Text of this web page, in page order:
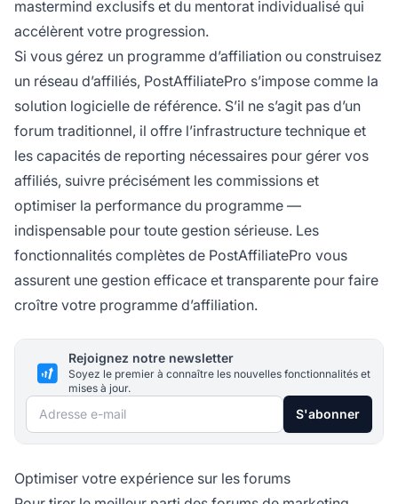
mastermind exclusifs et du mentorat individualisé qui
accélèrent votre progression.
Si vous gérez un programme d’affiliation ou construisez
un réseau d’affiliés, PostAffiliatePro s’impose comme la
solution logicielle de référence. S’il ne s’agit pas d’un
forum traditionnel, il offre l’infrastructure technique et
les capacités de reporting nécessaires pour gérer vos
affiliés, suivre précisément les commissions et
optimiser la performance du programme —
indispensable pour toute gestion sérieuse. Les
fonctionnalités complètes de PostAffiliatePro vous
assurent une gestion efficace et transparente pour faire
croître votre programme d’affiliation.
Rejoignez notre newsletter
Soyez le premier à connaître les nouvelles fonctionnalités et
mises à jour.
Adresse e-mail S'abonner
Optimiser votre expérience sur les forums